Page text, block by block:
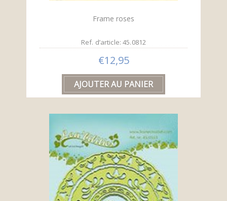
Frame roses
Ref. d’article: 45.0812
€12,95